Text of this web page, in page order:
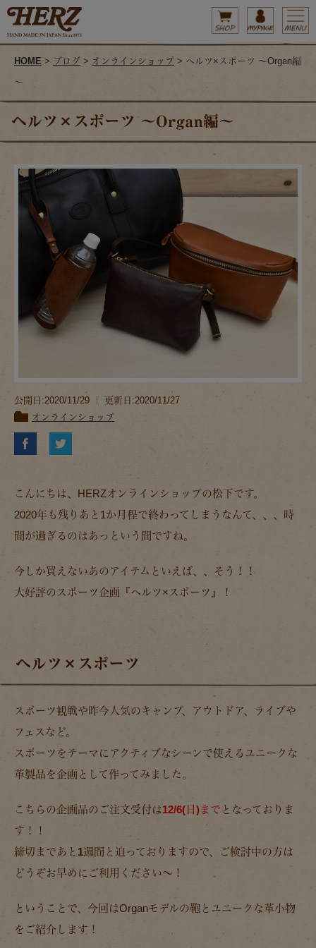
HOME > ブログ > オンラインショップ > ヘルツ×スポーツ ～Organ編
～
ヘルツ×スポーツ ～Organ編～
公開日:2020/11/29 ｜ 更新日:2020/11/27
オンラインショップ
こんにちは、HERZオンラインショップの松下です。
2020年も残りあと1か月程で終わってしまうなんて、、、時
間が過ぎるのはあっという間ですね。
今しか買えないあのアイテムといえば、、そう！！
大好評のスポーツ企画『ヘルツ×スポーツ』！
ヘルツ×スポーツ
スポーツ観戦や昨今人気のキャンプ、アウトドア、ライブや
フェスなど。
スポーツをテーマにアクティブなシーンで使えるユニークな
革製品を企画として作ってみました。
こちらの企画品のご注文受付は12/6(日)まで となっておりま
す！！
締切まであと1週間 と迫っておりますので、ご検討中の方は
どうぞお早めにご利用ください～！
ということで、今回はOrganモデルの鞄とユニークな革小物
をご紹介します！